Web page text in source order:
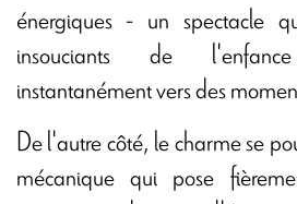
énergiques - un spectacle
insouciants de
instantanément vers des
De l'autre côté, le charme se
mécanique qui pose